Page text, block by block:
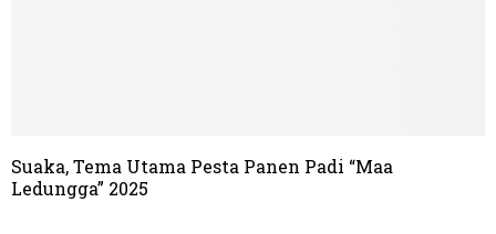
Suaka, Tema Utama Pesta Panen Padi “Maa
Ledungga” 2025